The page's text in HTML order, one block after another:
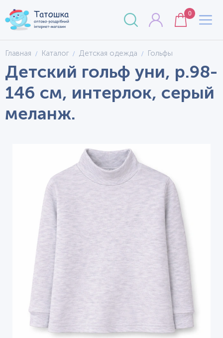
0
Главная Каталог Детская одежда Гольфы
Детский гольф уни, р.98-
146 см, интерлок, серый
меланж.